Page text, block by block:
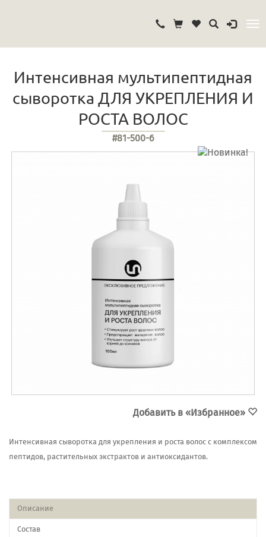
Интенсивная мультипептидная
сыворотка ДЛЯ УКРЕПЛЕНИЯ И
РОСТА ВОЛОС
#81-500-6
Добавить в «Избранное»
Интенсивная сыворотка для укрепления и роста волос с комплексом
пептидов, растительных экстрактов и антиоксидантов.
Описание
Состав